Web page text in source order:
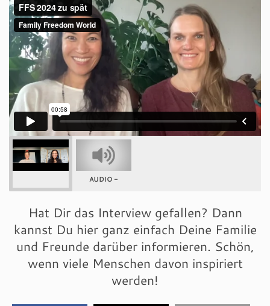
AUDIO -
Hat Dir das Interview gefallen? Dann
kannst Du hier ganz einfach Deine Familie
und Freunde darüber informieren. Schön,
wenn viele Menschen davon inspiriert
werden!